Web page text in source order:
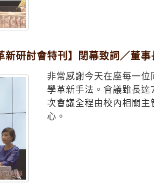
新研討會特刊】閉幕致詞／董
非常感謝今天在座每一
學革新手法。會議雖長
次會議全程由校內相關
心。